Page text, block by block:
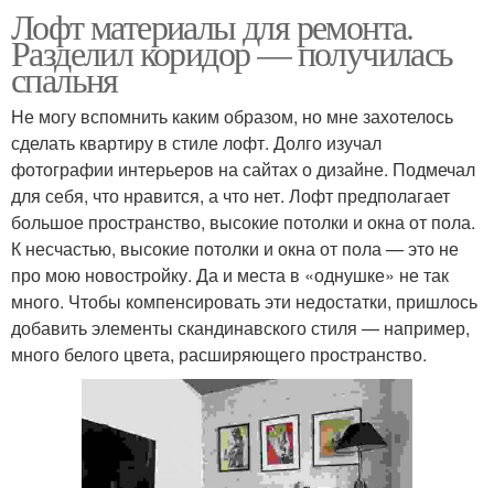
Лофт материалы для ремонта.
Разделил коридор — получилась
спальня
Не могу вспомнить каким образом, но мне захотелось
сделать квартиру в стиле лофт. Долго изучал
фотографии интерьеров на сайтах о дизайне. Подмечал
для себя, что нравится, а что нет. Лофт предполагает
большое пространство, высокие потолки и окна от пола.
К несчастью, высокие потолки и окна от пола — это не
про мою новостройку. Да и места в «однушке» не так
много. Чтобы компенсировать эти недостатки, пришлось
добавить элементы скандинавского стиля — например,
много белого цвета, расширяющего пространство.